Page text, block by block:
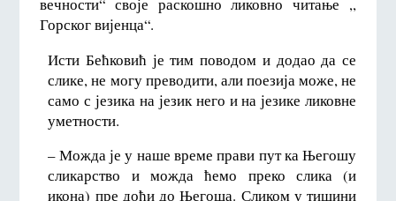
Горског вијенца“.
Исти Бећковић је тим поводом и додао да се
слике, не могу преводити, али поезија може, не
само с језика на језик него и на језике ликовне
уметности.
– Можда је у наше време прави пут ка Његошу
сликарство и можда ћемо преко слика (и
икона) пре доћи до Његоша. Сликом у тишини